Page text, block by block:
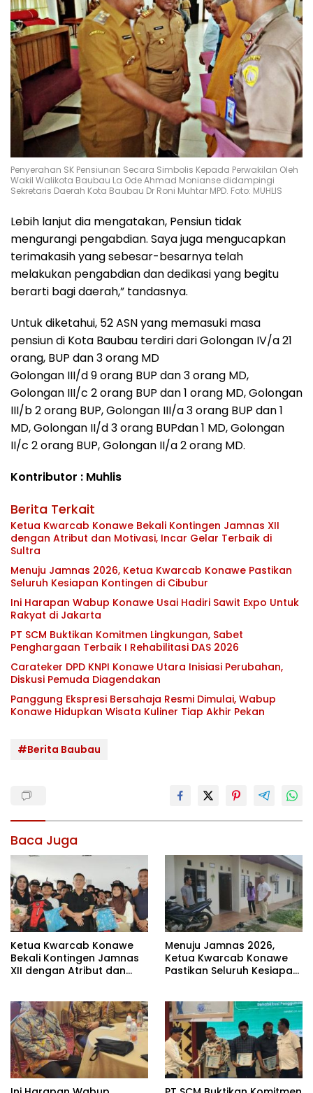
Penyerahan SK Pensiunan Secara Simbolis Kepada Perwakilan Oleh
Wakil Walikota Baubau La Ode Ahmad Monianse didampingi
Sekretaris Daerah Kota Baubau Dr Roni Muhtar MPD. Foto: MUHLIS
Lebih lanjut dia mengatakan, Pensiun tidak
mengurangi pengabdian. Saya juga mengucapkan
terimakasih yang sebesar-besarnya telah
melakukan pengabdian dan dedikasi yang begitu
berarti bagi daerah,” tandasnya.
Untuk diketahui, 52 ASN yang memasuki masa
pensiun di Kota Baubau terdiri dari Golongan IV/a 21
orang, BUP dan 3 orang MD
Golongan III/d 9 orang BUP dan 3 orang MD,
Golongan III/c 2 orang BUP dan 1 orang MD, Golongan
III/b 2 orang BUP, Golongan III/a 3 orang BUP dan 1
MD, Golongan II/d 3 orang BUPdan 1 MD, Golongan
II/c 2 orang BUP, Golongan II/a 2 orang MD.
Kontributor : Muhlis
Berita Terkait
Ketua Kwarcab Konawe Bekali Kontingen Jamnas XII
dengan Atribut dan Motivasi, Incar Gelar Terbaik di
Sultra
Menuju Jamnas 2026, Ketua Kwarcab Konawe Pastikan
Seluruh Kesiapan Kontingen di Cibubur
Ini Harapan Wabup Konawe Usai Hadiri Sawit Expo Untuk
Rakyat di Jakarta
PT SCM Buktikan Komitmen Lingkungan, Sabet
Penghargaan Terbaik I Rehabilitasi DAS 2026
Carateker DPD KNPI Konawe Utara Inisiasi Perubahan,
Diskusi Pemuda Diagendakan
Panggung Ekspresi Bersahaja Resmi Dimulai, Wabup
Konawe Hidupkan Wisata Kuliner Tiap Akhir Pekan
#Berita Baubau
Baca Juga
Ketua Kwarcab Konawe
Bekali Kontingen Jamnas
XII dengan Atribut dan
Menuju Jamnas 2026,
Ketua Kwarcab Konawe
Pastikan Seluruh Kesiapan